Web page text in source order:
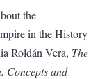
the
in the History
Roldán Vera, The
Concepts and